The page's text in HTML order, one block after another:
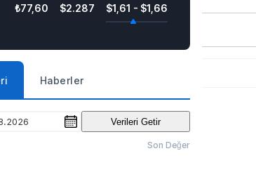
₺77,60 $2.287 $1,61 - $1,66
Haberler
Verileri Getir
Son Değer